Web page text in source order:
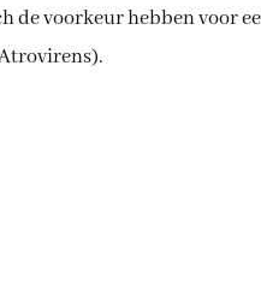
voorkeur hebben voor